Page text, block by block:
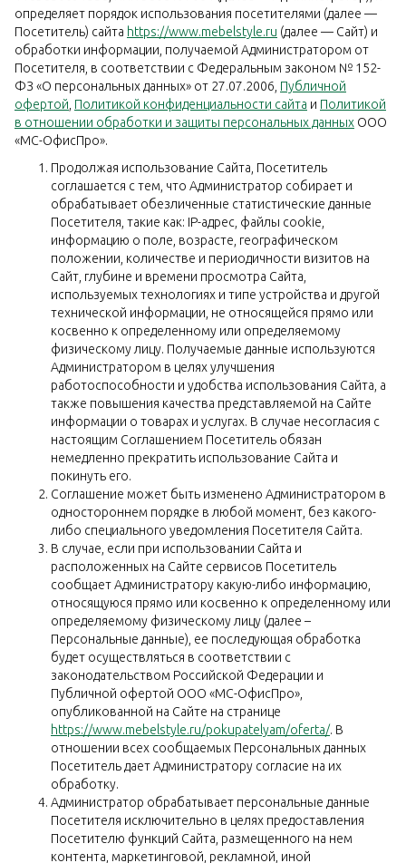
определяет порядок использования посетителями (далее —
Посетитель) сайта https://www.mebelstyle.ru (далее — Сайт) и
обработки информации, получаемой Администратором от
Посетителя, в соответствии с Федеральным законом № 152-
ФЗ «О персональных данных» от 27.07.2006, Публичной
офертой Политикой конфиденциальности сайта и Политикой
в отношении обработки и защиты персональных данных ООО
«МС-ОфисПро».
Продолжая использование Сайта, Посетитель
соглашается с тем, что Администратор собирает и
обрабатывает обезличенные статистические данные
Посетителя, такие как: IP-адрес, файлы cookie,
информацию о поле, возрасте, географическом
положении, количестве и периодичности визитов на
Сайт, глубине и времени просмотра Сайта,
используемых технологиях и типе устройства и другой
технической информации, не относящейся прямо или
косвенно к определенному или определяемому
физическому лицу. Получаемые данные используются
Администратором в целях улучшения
работоспособности и удобства использования Сайта, а
также повышения качества представляемой на Сайте
информации о товарах и услугах. В случае несогласия с
настоящим Соглашением Посетитель обязан
немедленно прекратить использование Сайта и
покинуть его.
Соглашение может быть изменено Администратором в
одностороннем порядке в любой момент, без какого-
либо специального уведомления Посетителя Сайта.
В случае, если при использовании Сайта и
расположенных на Сайте сервисов Посетитель
сообщает Администратору какую-либо информацию,
относящуюся прямо или косвенно к определенному или
определяемому физическому лицу (далее –
Персональные данные), ее последующая обработка
будет осуществляться в соответствии с
законодательством Российской Федерации и
Публичной офертой ООО «МС-ОфисПро»,
опубликованной на Сайте на странице
https://www.mebelstyle.ru/pokupatelyam/oferta/. В
отношении всех сообщаемых Персональных данных
Посетитель дает Администратору согласие на их
обработку.
Администратор обрабатывает персональные данные
Посетителя исключительно в целях предоставления
Посетителю функций Сайта, размещенного на нем
контента, маркетинговой, рекламной, иной